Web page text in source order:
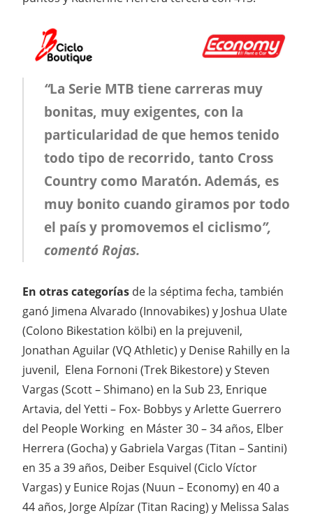
“La Serie MTB tiene carreras muy
bonitas, muy exigentes, con la
particularidad de que hemos tenido
todo tipo de recorrido, tanto Cross
Country como Maratón. Además, es
muy bonito cuando giramos por todo
el país y promovemos el ciclismo”,
comentó Rojas.
En otras categorías de la séptima fecha, también
ganó Jimena Alvarado (Innovabikes) y Joshua Ulate
(Colono Bikestation kölbi) en la prejuvenil,
Jonathan Aguilar (VQ Athletic) y Denise Rahilly en la
juvenil, Elena Fornoni (Trek Bikestore) y Steven
Vargas (Scott – Shimano) en la Sub 23, Enrique
Artavia, del Yetti – Fox- Bobbys y Arlette Guerrero
del People Working en Máster 30 – 34 años, Elber
Herrera (Gocha) y Gabriela Vargas (Titan – Santini)
en 35 a 39 años, Deiber Esquivel (Ciclo Víctor
Vargas) y Eunice Rojas (Nuun – Economy) en 40 a
44 años, Jorge Alpízar (Titan Racing) y Melissa Salas